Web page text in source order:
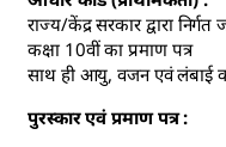
राज्य/केंद्र सरकार द्वारा निर्गत
कक्षा 10वीं का प्रमाण पत्र
साथ ही आयु, वजन एवं लंबाई
पुरस्कार एवं प्रमाण पत्र :